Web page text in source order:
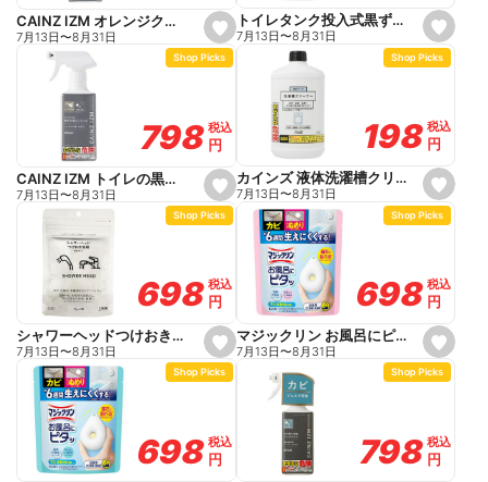
e
e
s
e
t
o
r
i
e
CAINZ IZM オレンジクリーナー 280ml
7月13日〜8月31日
s
e
t
o
r
i
e
トイレタンク投入式黒ずみ予防剤
7月13日〜8月31日
s
e
t
o
r
i
e
Shop Picks
798
798税込
税込
円
円
CAINZ IZM トイレの黒ずみ落としジェルスプレー 280ml
7月13日〜8月31日
s
e
t
o
r
i
e
Shop Picks
198
198 税込
税込
円
円
カインズ 液体洗濯槽クリーナー 550g
7月13日〜8月31日
s
e
t
o
r
i
Shop Picks
698
698税込
税込
円
円
シャワーヘッドつけおき洗剤
7月13日〜8月31日
s
e
t
o
r
i
Shop Picks
698
698 税込
税込
円
円
マジックリン お風呂にピタッ フローラル 本体
7月13日〜8月31日
Shop Picks
698
698税込
税込
円
円
Shop Picks
798
798 税込
税込
円
円